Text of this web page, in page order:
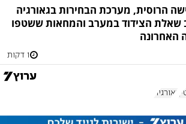
הרוסית, מערכת הבחירות בגאורגיה
שאלת הצידוד במערב והמחאות ששטפו
האחרונה
1 דקות
גאורגיה